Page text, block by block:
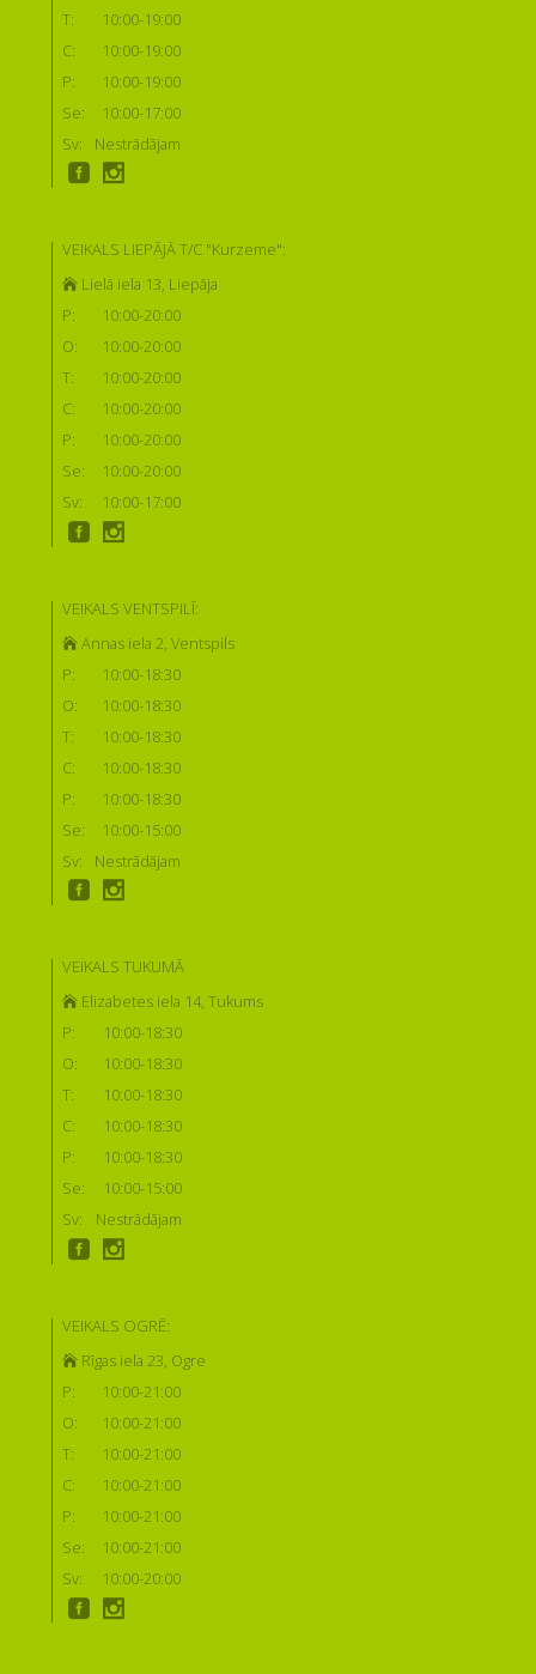
T:
10:00-19:00
C:
10:00-19:00
P:
10:00-19:00
Se:
10:00-17:00
Sv:
Nestrādājam
VEIKALS LIEPĀJĀ T/C "Kurzeme":
Lielā iela 13, Liepāja
P:
10:00-20:00
O:
10:00-20:00
T:
10:00-20:00
C:
10:00-20:00
P:
10:00-20:00
Se:
10:00-20:00
Sv:
10:00-17:00
VEIKALS VENTSPILĪ:
Annas iela 2, Ventspils
P:
10:00-18:30
O:
10:00-18:30
T:
10:00-18:30
C:
10:00-18:30
P:
10:00-18:30
Se:
10:00-15:00
Sv:
Nestrādājam
VEIKALS TUKUMĀ
Elizabetes iela 14, Tukums
P:
10:00-18:30
O:
10:00-18:30
T:
10:00-18:30
C:
10:00-18:30
P:
10:00-18:30
Se:
10:00-15:00
Sv:
Nestrādājam
VEIKALS OGRĒ:
Rīgas iela 23, Ogre
P:
10:00-21:00
O:
10:00-21:00
T:
10:00-21:00
C:
10:00-21:00
P:
10:00-21:00
Se:
10:00-21:00
Sv:
10:00-20:00